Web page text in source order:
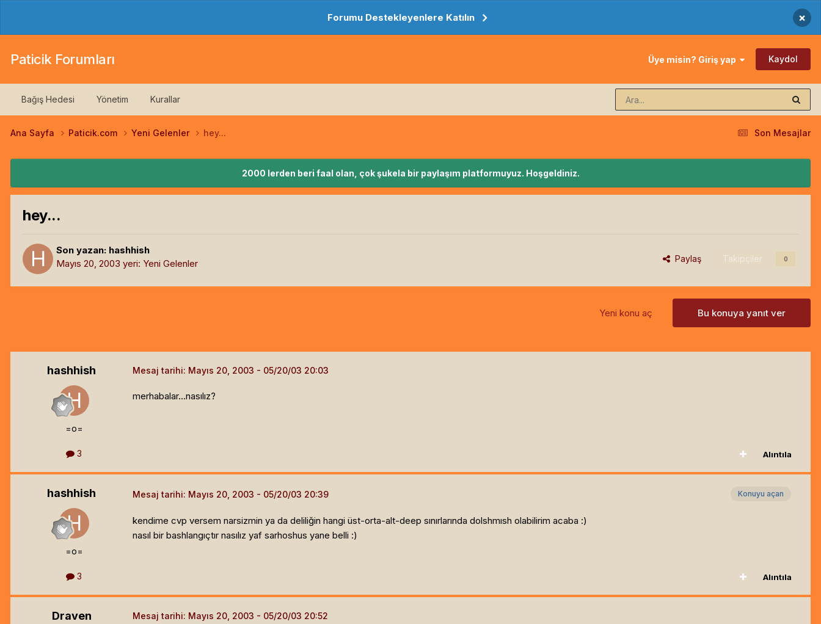
Forumu Destekleyenlere Katılın ×
Paticik Forumları Üye misin? Giriş yap Kaydol
Bağış Hedesi Yönetim Kurallar
Son Mesajlar
Ana Sayfa Paticik.com Yeni Gelenler hey...
2000 lerden beri faal olan, çok şukela bir paylaşım platformuyuz. Hoşgeldiniz.
hey...
Son yazan: hashhish
Mayıs 20, 2003 yeri: Yeni Gelenler Paylaş Takipçiler 0
Bu konuya yanıt ver
Yeni konu aç
hashhish
=o=
3
Mesaj tarihi: Mayıs 20, 2003
merhabalar...nasılız?
Alıntıla
hashhish
=o=
3
Konuyu açan
Mesaj tarihi: Mayıs 20, 2003
kendime cvp versem narsizmin ya da deliliğin hangi üst-orta-alt-deep sınırlarında dolshmısh olabilirim acaba :)
nasıl bir bashlangıçtır nasılız yaf sarhoshus yane belli :)
Alıntıla
Draven Mesaj tarihi: Mayıs 20, 2003